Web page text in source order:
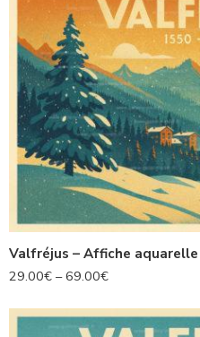
29.00€ –69.00€